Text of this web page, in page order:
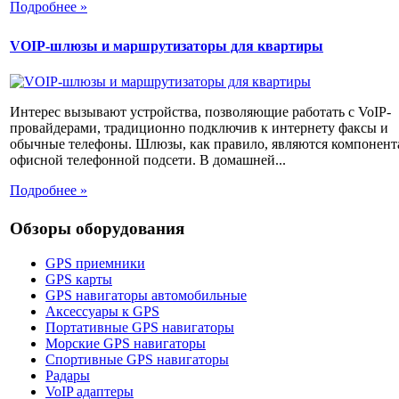
Подробнее »
VOIP-шлюзы и маршрутизаторы для квартиры
Интерес вызывают устройства, позволяющие работать с VoIP-
провайдерами, традиционно подключив к интернету факсы и
обычные телефоны. Шлюзы, как правило, являются
офисной телефонной подсети. В домашней...
Подробнее »
Обзоры оборудования
GPS приемники
GPS карты
GPS навигаторы автомобильные
Аксессуары к GPS
Портативные GPS навигаторы
Морские GPS навигаторы
Спортивные GPS навигаторы
Радары
VoIP адаптеры